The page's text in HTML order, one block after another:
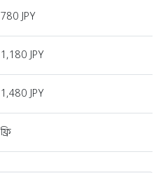
780 JPY
1,180 JPY
1,480 JPY
ফ্রি